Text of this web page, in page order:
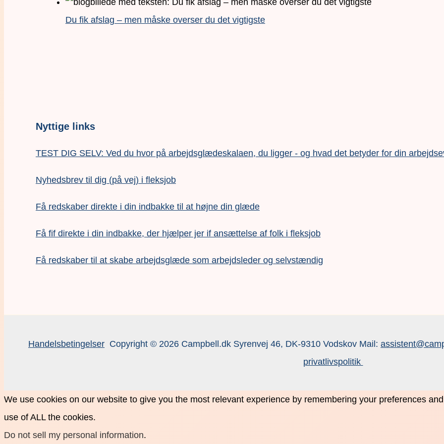
Du fik afslag – men måske overser du det vigtigste
Nyttige links
TEST DIG SELV: Ved du hvor på arbejdsglædeskalaen, du ligger - og hvad det betyder for din
Nyhedsbrev til dig (på vej) i fleksjob
Få redskaber direkte i din indbakke til at højne din glæde
Få fif direkte i din indbakke, der hjælper jer if ansættelse af folk i fleksjob
Få redskaber til at skabe arbejdsglæde som arbejdsleder og selvstændig
Handelsbetingelser Copyright © 2026 Campbell.dk Syrenvej 46, DK-9310 Vodskov Mail:
privatlivspolitik
We use cookies on our website to give you the most relevant experience by remembering your preferences
use of ALL the cookies.
Do not sell my personal information.